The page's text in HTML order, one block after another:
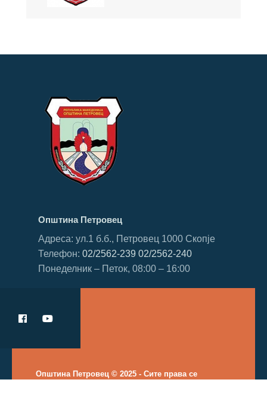
Општина Петровец
Адреса: ул.1 б.б., Петровец 1000 Скопје
Телефон: 02/2562-239 02/2562-240
Понеделник – Петок, 08:00 – 16:00
Општина Петровец © 2025 - Сите права се